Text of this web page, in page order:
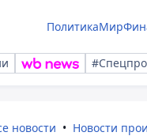
ПолитикаМир
новости Новости